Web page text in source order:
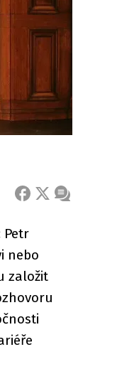
FACEBOOK
X ZPRÁVA
Petr
nebo
založit